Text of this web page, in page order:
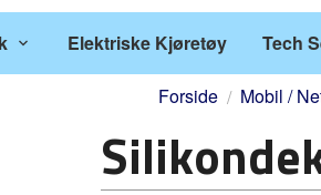
Elektriske Kjøretøy Tech
Forside Mobil /